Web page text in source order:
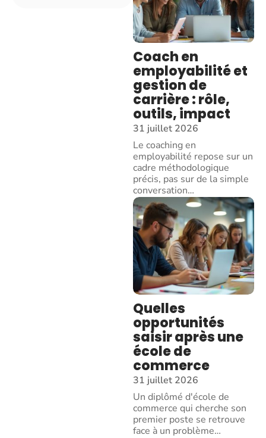
Coach en
employabilité et
gestion de
carrière : rôle,
outils, impact
31 juillet 2026
Le coaching en
employabilité repose sur un
cadre méthodologique
précis, pas sur de la simple
conversation…
Quelles
opportunités
saisir après une
école de
commerce
31 juillet 2026
Un diplômé d'école de
commerce qui cherche son
premier poste se retrouve
face à un problème…